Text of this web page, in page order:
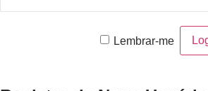
Lembrar-me